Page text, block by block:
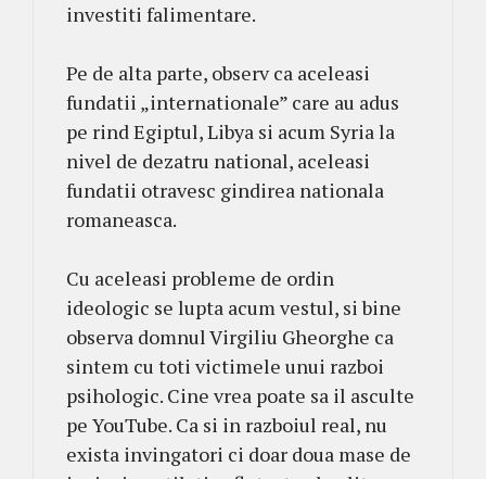
investiti falimentare.
Pe de alta parte, observ ca aceleasi
fundatii „internationale” care au adus
pe rind Egiptul, Libya si acum Syria la
nivel de dezatru national, aceleasi
fundatii otravesc gindirea nationala
romaneasca.
Cu aceleasi probleme de ordin
ideologic se lupta acum vestul, si bine
observa domnul Virgiliu Gheorghe ca
sintem cu toti victimele unui razboi
psihologic. Cine vrea poate sa il asculte
pe YouTube. Ca si in razboiul real, nu
exista invingatori ci doar doua mase de